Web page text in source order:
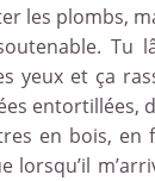
plombs,
yeux et ça
en bois,